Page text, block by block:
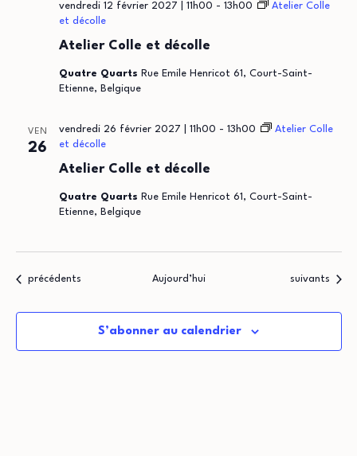
Atelier Colle et décolle
vendredi 12 février 2027 | 11h00 - 13h00
Atelier Colle
et décolle
Quatre Quarts Rue Emile Henricot 61, Court-Saint-
Etienne, Belgique
VEN
26
Atelier Colle et décolle
vendredi 26 février 2027 | 11h00 - 13h00
Atelier Colle
et décolle
Quatre Quarts Rue Emile Henricot 61, Court-Saint-
Etienne, Belgique
Évènements
précédents Aujourd’hui Évènements
suivants
S’abonner au calendrier